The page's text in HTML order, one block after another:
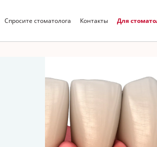
Спросите стоматолога Контакты Для
у